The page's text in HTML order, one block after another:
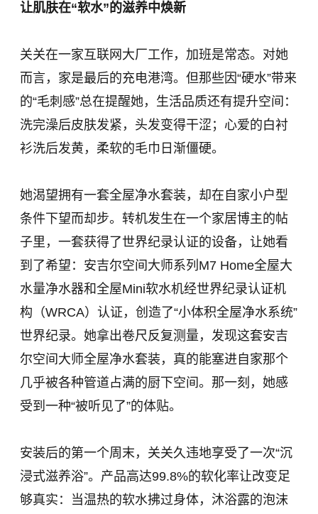
让肌肤在“软水”的滋养中焕新
关关在一家互联网大厂工作，加班是常态。对她
而言，家是最后的充电港湾。但那些因“硬水”带来
的“毛刺感”总在提醒她，生活品质还有提升空间：
洗完澡后皮肤发紧，头发变得干涩；心爱的白衬
衫洗后发黄，柔软的毛巾日渐僵硬。
她渴望拥有一套全屋净水套装，却在自家小户型
条件下望而却步。转机发生在一个家居博主的帖
子里，一套获得了世界纪录认证的设备，让她看
到了希望：安吉尔空间大师系列M7 Home全屋大
水量净水器和全屋Mini软水机经世界纪录认证机
构（WRCA）认证，创造了“小体积全屋净水系统”
世界纪录。她拿出卷尺反复测量，发现这套安吉
尔空间大师全屋净水套装，真的能塞进自家那个
几乎被各种管道占满的厨下空间。那一刻，她感
受到一种“被听见了”的体贴。
安装后的第一个周末，关关久违地享受了一次“沉
浸式滋养浴”。产品高达99.8%的软化率让改变足
够真实：当温热的软水拂过身体，沐浴露的泡沫